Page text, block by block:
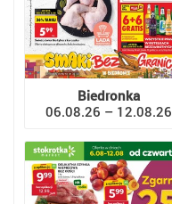
Biedronka
06.08.26 – 12.08.26